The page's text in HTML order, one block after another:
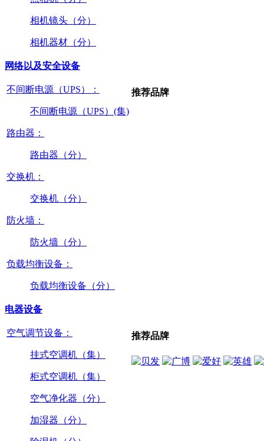
相机镜头（分）
相机器材（分）
网络以及安全设备
不间断电源（UPS）：
不间断电源（UPS）(集)
路由器：
路由器（分）
交换机：
交换机（分）
防火墙：
防火墙（分）
负载均衡设备：
负载均衡设备（分）
推荐品牌
电器设备
空气调节设备：
挂式空调机（集）
柜式空调机（集）
空气净化器（分）
加湿器（分）
推荐品牌